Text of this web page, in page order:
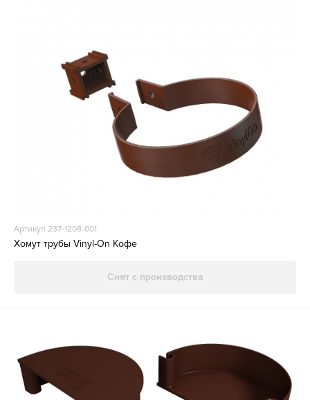
Артикул 237-1208-001
Хомут трубы Vinyl-On Кофе
Снят с производства